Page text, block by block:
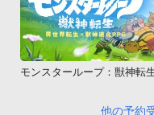
モンスターループ：獣神転
他の予約